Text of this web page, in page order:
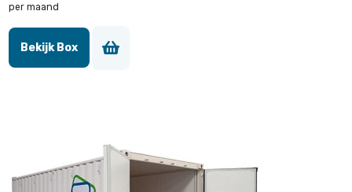
per maand
Bekijk Box